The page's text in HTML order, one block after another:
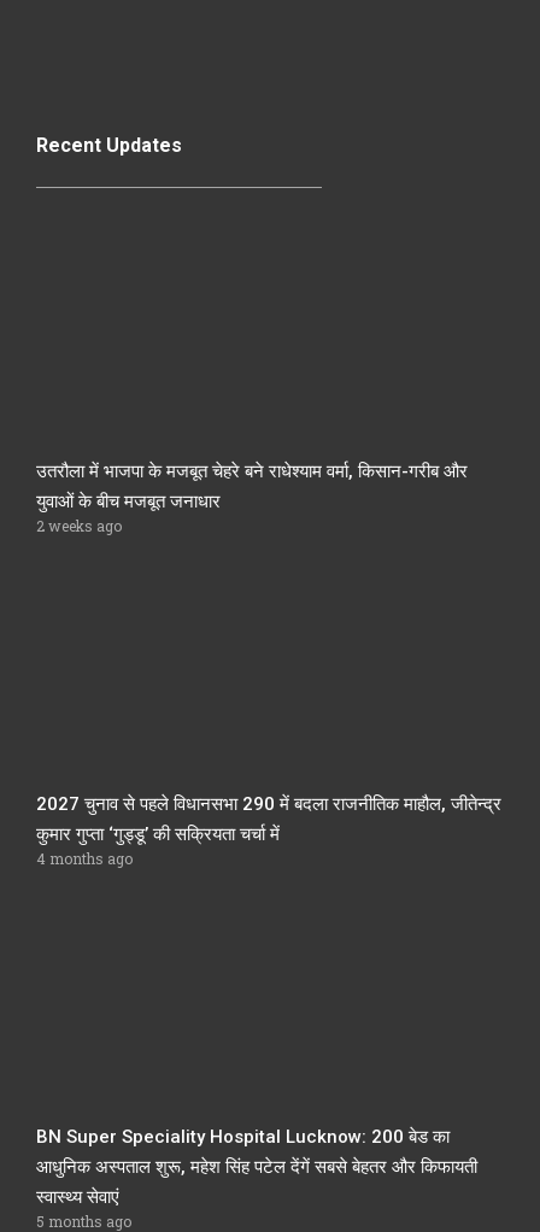
Recent Updates
उतरौला में भाजपा के मजबूत चेहरे बने राधेश्याम वर्मा, किसान-गरीब और
युवाओं के बीच मजबूत जनाधार
2 weeks ago
2027 चुनाव से पहले विधानसभा 290 में बदला राजनीतिक माहौल, जीतेन्द्र
कुमार गुप्ता ‘गुड्डू’ की सक्रियता चर्चा में
4 months ago
BN Super Speciality Hospital Lucknow: 200 बेड का
आधुनिक अस्पताल शुरू, महेश सिंह पटेल देंगें सबसे बेहतर और किफायती
स्वास्थ्य सेवाएं
5 months ago